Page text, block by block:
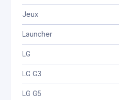
Jeux
Launcher
LG
LG G3
LG G5